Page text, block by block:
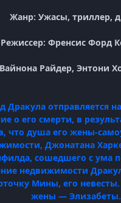
Жанр: Ужасы, триллер,
Режиссер: Френсис Форд
Райдер, Энтони
Дракула отправляется
о его смерти, в
что душа его жены-
Джонатана
сошедшего с ума
недвижимости
Мины, его
жены — Элизабеты.